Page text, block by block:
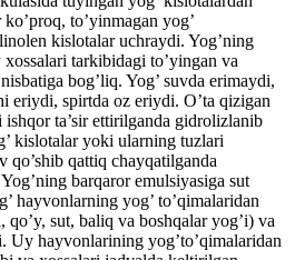
to’yinmagan yog’
kislotalar uchraydi. Yog’ning
tarkibidagi to’yingan va
bog’liq. Yog’ suvda erimaydi,
eriydi, spirtda oz eriydi. O’ta qizigan
ta’sir ettirilganda gidrolizlanib
kislotalar yoki ularning tuzlari
qattiq chayqatilganda
barqaror emulsiyasiga sut
hayvonlarning yog’ to’qimalaridan
sut, baliq va boshqalar yog’i) va
Uy hayvonlarining yog’to’qimalaridan